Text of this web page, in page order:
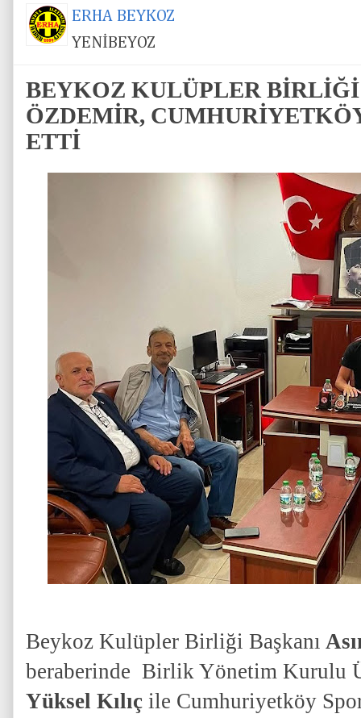
ERHA BEYKOZ
YENİBEYOZ
BEYKOZ KULÜPLER
ÖZDEMİR,
ETTİ
Beykoz Kulüpler Birliği Başkanı
beraberinde Birlik Yönetim Kurulu
Yüksel Kılıç ile Cumhuriyetköy